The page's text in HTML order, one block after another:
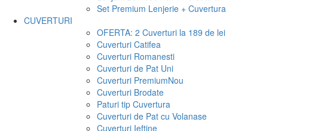
Set Premium Lenjerie + Cuvertura
CUVERTURI
OFERTA: 2 Cuverturi la 189 de lei
Cuverturi Catifea
Cuverturi Romanesti
Cuverturi de Pat Uni
Cuverturi PremiumNou
Cuverturi Brodate
Paturi tip Cuvertura
Cuverturi de Pat cu Volanase
Cuverturi Ieftine